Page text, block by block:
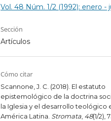
Vol. 48 Núm. 1/2 (1992): enero -
Sección
Artículos
Cómo citar
Scannone, J. C. (2018). El estatuto
epistemológico de la doctrina
la Iglesia y el desarrollo teológico
América Latina. Stromata 48(1/2),